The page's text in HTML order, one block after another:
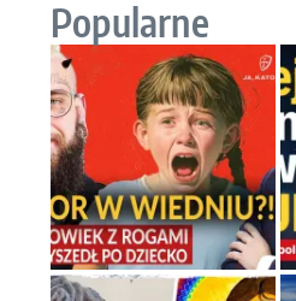
Popularne